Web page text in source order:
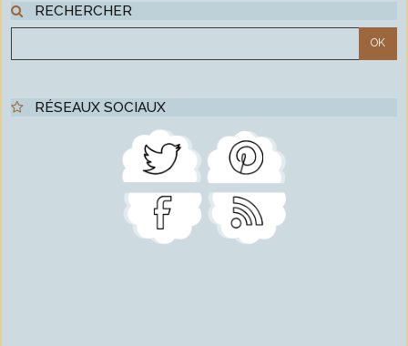
RECHERCHER
RÉSEAUX SOCIAUX